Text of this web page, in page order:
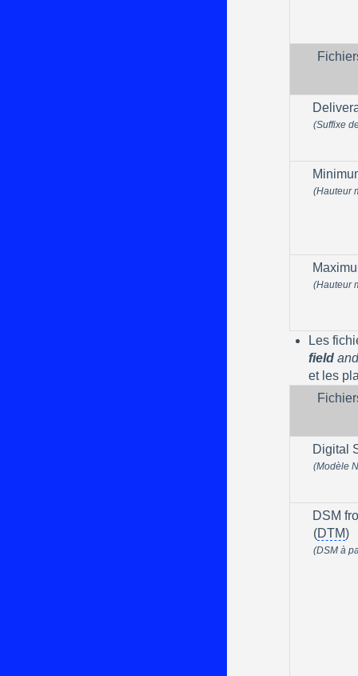
(Suffixe
(Hauteur
(Hauteur
Les
field and
et les
Digital
(Modèle
DSM
(DTM)
(DSM à